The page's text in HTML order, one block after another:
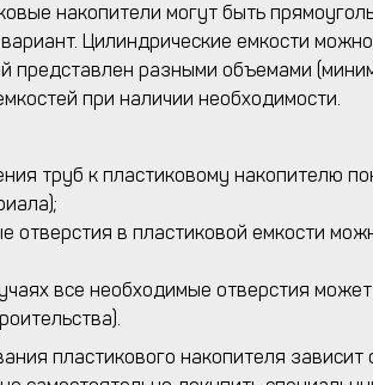
накопители могут быть
Цилиндрические емкости
представлен разными объемами
при наличии необходимости.
труб к пластиковому накопителю
отверстия в пластиковой емкости
все необходимые отверстия
пластикового накопителя